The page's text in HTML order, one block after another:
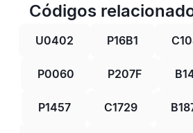
Códigos
U0402 P16B1
P0060 P207F
P1457 C1729